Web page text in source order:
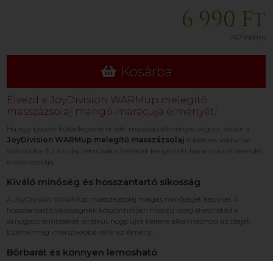
6 990 Ft
(47 Ft/ml)
Kosárba
Élvezd a JoyDivision WARMup melegítő
masszázsolaj mangó-maracuja élményét!
Ha egy igazán különleges és érzéki masszázsélményre vágysz, akkor a
JoyDivision WARMup melegítő masszázsolaj tökéletes választás
számodra. Ez az olaj nemcsak a testedet kényezteti, hanem az érzékeidet
is elvarázsolja.
Kiváló minőség és hosszantartó síkosság
A JoyDivision WARMup masszázsolaj magas minőséget képvisel. A
hosszantartó síkosságnak köszönhetően hosszú ideig élvezheted a
simogató érintéseket anélkül, hogy újra kellene alkalmaznod az olajat.
Ezáltal még intenzívebbé válik az élmény.
Bőrbarát és könnyen lemosható